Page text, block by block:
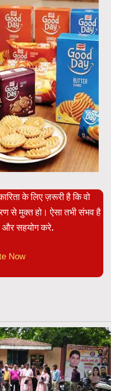
के लिए ज़रूरी है कि वो
से मुक्त हो। ऐसा तभी संभव है
सहयोग करे.
Now